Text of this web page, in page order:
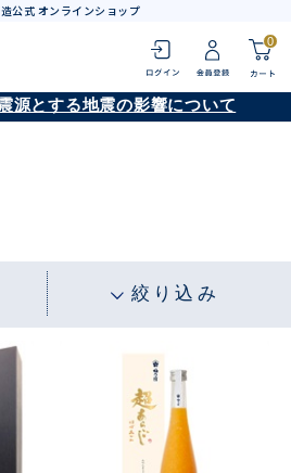
公式 オンラインショップ
0
源とする地震の影響について
絞り込み